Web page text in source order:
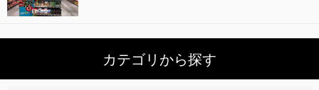
カテゴリから探す